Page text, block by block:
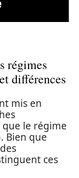
régimes
différences
mis en
le régime
Bien que
ces